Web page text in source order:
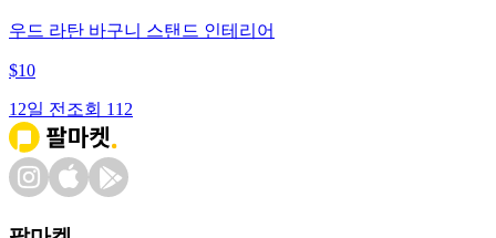
우드 라탄 바구니 스탠드 인테리어
$10
12일 전 조회 112